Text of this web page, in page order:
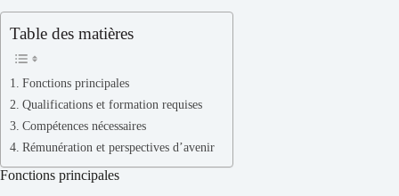
Table des matières
Fonctions principales
Qualifications et formation requises
Compétences nécessaires
Rémunération et perspectives d’avenir
Fonctions principales